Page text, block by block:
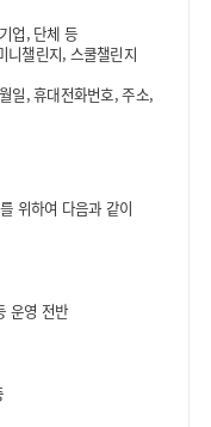
업, 단체 등
니챌린지, 스쿨챌린지
일, 휴대전화번호, 주소,
위하여 다음과 같이
운영 전반